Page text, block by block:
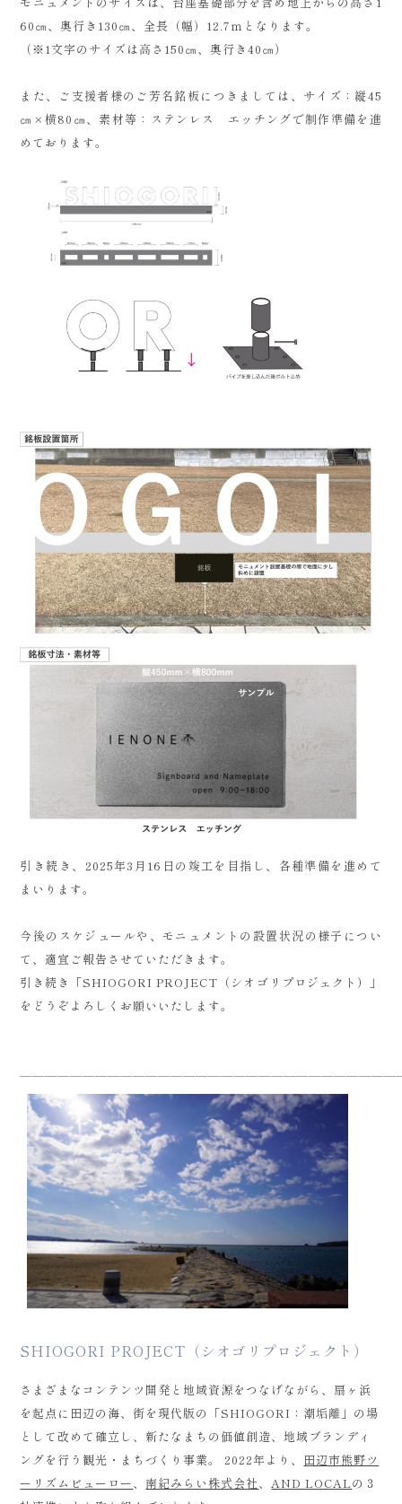
60㎝、奥行き130㎝、全長（幅）12.7ｍとなります。
（※1文字のサイズは高さ150㎝、奥行き40㎝）
また、ご支援者様のご芳名銘板につきましては、サイズ：縦45
㎝×横80㎝、素材等：ステンレス エッチングで制作準備を進
めております。
引き続き、2025年3月16日の竣工を目指し、各種準備を進めて
まいります。
今後のスケジュールや、モニュメントの設置状況の様子につい
て、適宜ご報告させていただきます。
引き続き「SHIOGORI PROJECT（シオゴリプロジェクト）」
をどうぞよろしくお願いいたします。
SHIOGORI PROJECT（シオゴリプロジェクト）
さまざまなコンテンツ開発と地域資源をつなげながら、扇ヶ浜
を起点に田辺の海、街を現代版の「SHIOGORI：潮垢離」の場
として改めて確立し、新たなまちの価値創造、地域ブランディ
ングを行う観光・まちづくり事業。 2022年より、 田辺市熊野ツ
ーリズムビューロー、 南紀みらい株式会社、AND LOCALの３